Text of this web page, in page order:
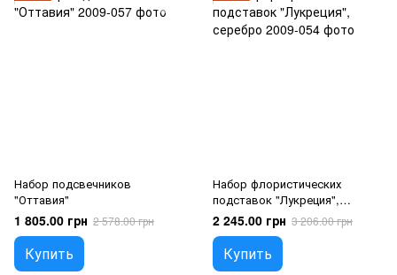
Набор подсвечников
"Оттавия"
1 805.00 грн 2 578.00 грн
Купить
Набор флористических
подставок "Лукреция",
серебро
2 245.00 грн 3 206.00 грн
Купить